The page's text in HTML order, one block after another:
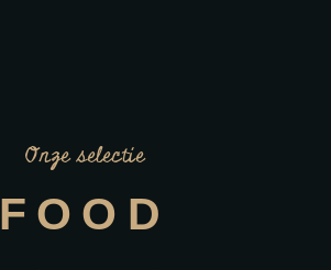
Onze selectie
FOOD